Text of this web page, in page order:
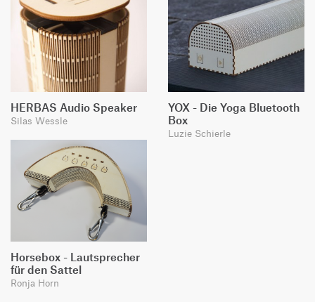
HERBAS Audio Speaker
Silas Wessle
YOX - Die Yoga Bluetooth
Box
Luzie Schierle
Horsebox - Lautsprecher
für den Sattel
Ronja Horn